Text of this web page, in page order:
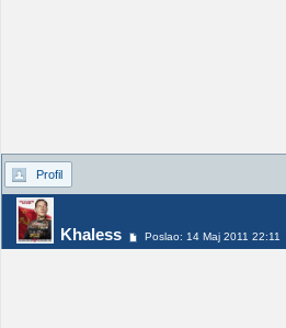
Profil
Khaless Poslao: 14 Maj 2011 22:11